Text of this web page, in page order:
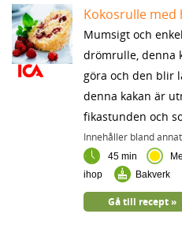
Kokosrulle med
Mumsigt och
drömrulle, denna
göra och den blir
denna kakan är
fikastunden och
Innehåller bland
45 min
ihop
Bakverk
Gå till recept